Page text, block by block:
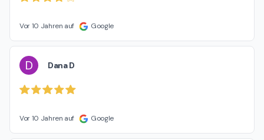
Vor 10 Jahren auf Google
D Dana D
Vor 10 Jahren auf Google